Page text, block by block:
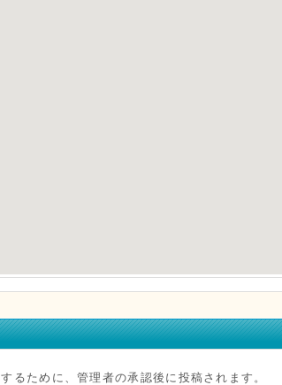
るために、管理者の承認後に投稿されます。